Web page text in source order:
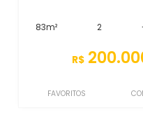
83m² 2
R$
FAVORITOS